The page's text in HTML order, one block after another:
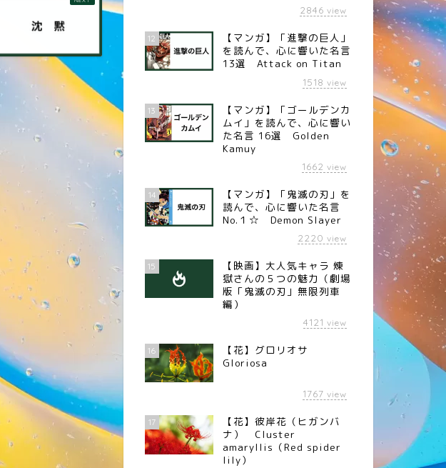
2846 view
12
【マンガ】「進撃の巨人」
を読んで、心に響いた名言
13選 Attack on Titan
1518 view
13
【マンガ】「ゴールデンカ
ムイ」を読んで、心に響い
た名言 16選 Golden
Kamuy
1662 view
14
【マンガ】「鬼滅の刃」を
読んで、心に響いた名言
No.１☆ Demon Slayer
2220 view
15
【映画】大人気キャラ 煉󠄁
獄さんの５つの魅力（劇場
版「鬼滅の刃」無限列車
編）
4121 view
16
【花】グロリオサ
Gloriosa
1767 view
17
【花】彼岸花（ヒガンバ
ナ） Cluster
amaryllis（Red spider
lily）